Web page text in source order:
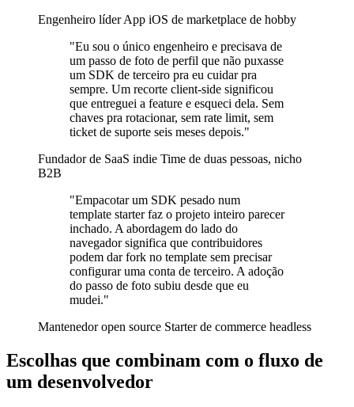
Engenheiro líder App iOS de marketplace de hobby
"Eu sou o único engenheiro e precisava de
um passo de foto de perfil que não puxasse
um SDK de terceiro pra eu cuidar pra
sempre. Um recorte client-side significou
que entreguei a feature e esqueci dela. Sem
chaves pra rotacionar, sem rate limit, sem
ticket de suporte seis meses depois."
Fundador de SaaS indie Time de duas pessoas, nicho
B2B
"Empacotar um SDK pesado num
template starter faz o projeto inteiro parecer
inchado. A abordagem do lado do
navegador significa que contribuidores
podem dar fork no template sem precisar
configurar uma conta de terceiro. A adoção
do passo de foto subiu desde que eu
mudei."
Mantenedor open source Starter de commerce headless
Escolhas que combinam com o fluxo de
um desenvolvedor